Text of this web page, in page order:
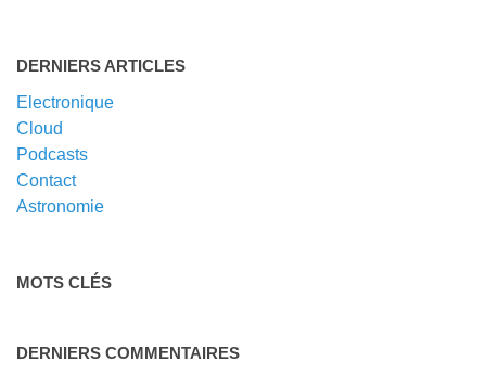
DERNIERS ARTICLES
Electronique
Cloud
Podcasts
Contact
Astronomie
MOTS CLÉS
DERNIERS COMMENTAIRES